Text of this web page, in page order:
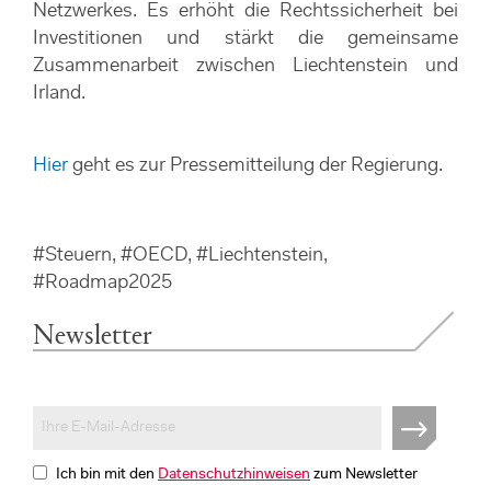
Newsletter
Ich bin mit den Datenschutzhinweisen zum Newsletter
Netzwerkes. Es erhöht die Rechtssicherheit bei
Investitionen und stärkt die gemeinsame
Zusammenarbeit zwischen Liechtenstein und
Irland.
Hiergeht es zur Pressemitteilung der Regierung.
#Steuern, #OECD, #Liechtenstein,
#Roadmap2025